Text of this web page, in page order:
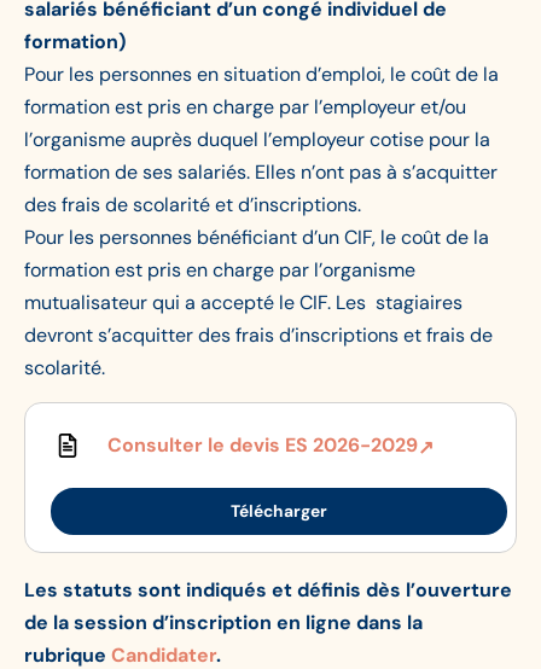
salariés bénéficiant d’un congé individuel de
formation)
Pour les personnes en situation d’emploi, le coût de la
formation est pris en charge par l’employeur et/ou
l’organisme auprès duquel l’employeur cotise pour la
formation de ses salariés. Elles n’ont pas à s’acquitter
des frais de scolarité et d’inscriptions.
Pour les personnes bénéficiant d’un CIF, le coût de la
formation est pris en charge par l’organisme
mutualisateur qui a accepté le CIF. Les stagiaires
devront s’acquitter des frais d’inscriptions et frais de
scolarité.
Consulter le devis ES 2026-2029
Télécharger
Les statuts sont indiqués et définis dès l’ouverture
de la session d’inscription en ligne dans la
rubrique Candidater.